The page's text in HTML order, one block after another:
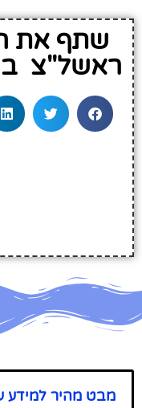
שתף את
ראשל"צ
מבט מהיר למידע